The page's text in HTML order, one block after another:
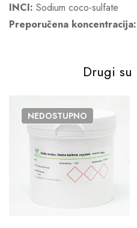
INCI: Sodium coco-sulfate
Preporučena koncentracija:
Drugi
NEDOSTUPNO